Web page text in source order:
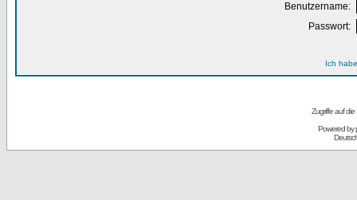
Benutzername:
Passwort:
Ich
Zugriffe auf
Powered by